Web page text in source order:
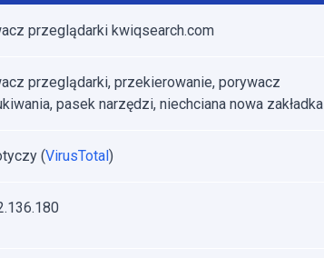
przeglądarki kwiqsearch.com
przeglądarki, przekierowanie, porywacz
pasek narzędzi, niechciana nowa zakładka
(VirusTotal)